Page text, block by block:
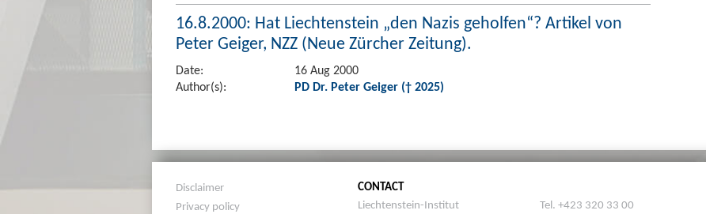
16.8.2000: Hat Liechtenstein „den Nazis geholfen“? Artikel von
Peter Geiger, NZZ (Neue Zürcher Zeitung).
Date:
16 Aug 2000
Author(s):
PD Dr. Peter Geiger († 2025)
Disclaimer
Privacy policy
CONTACT
Liechtenstein-Institut
Tel. +423 320 33 00